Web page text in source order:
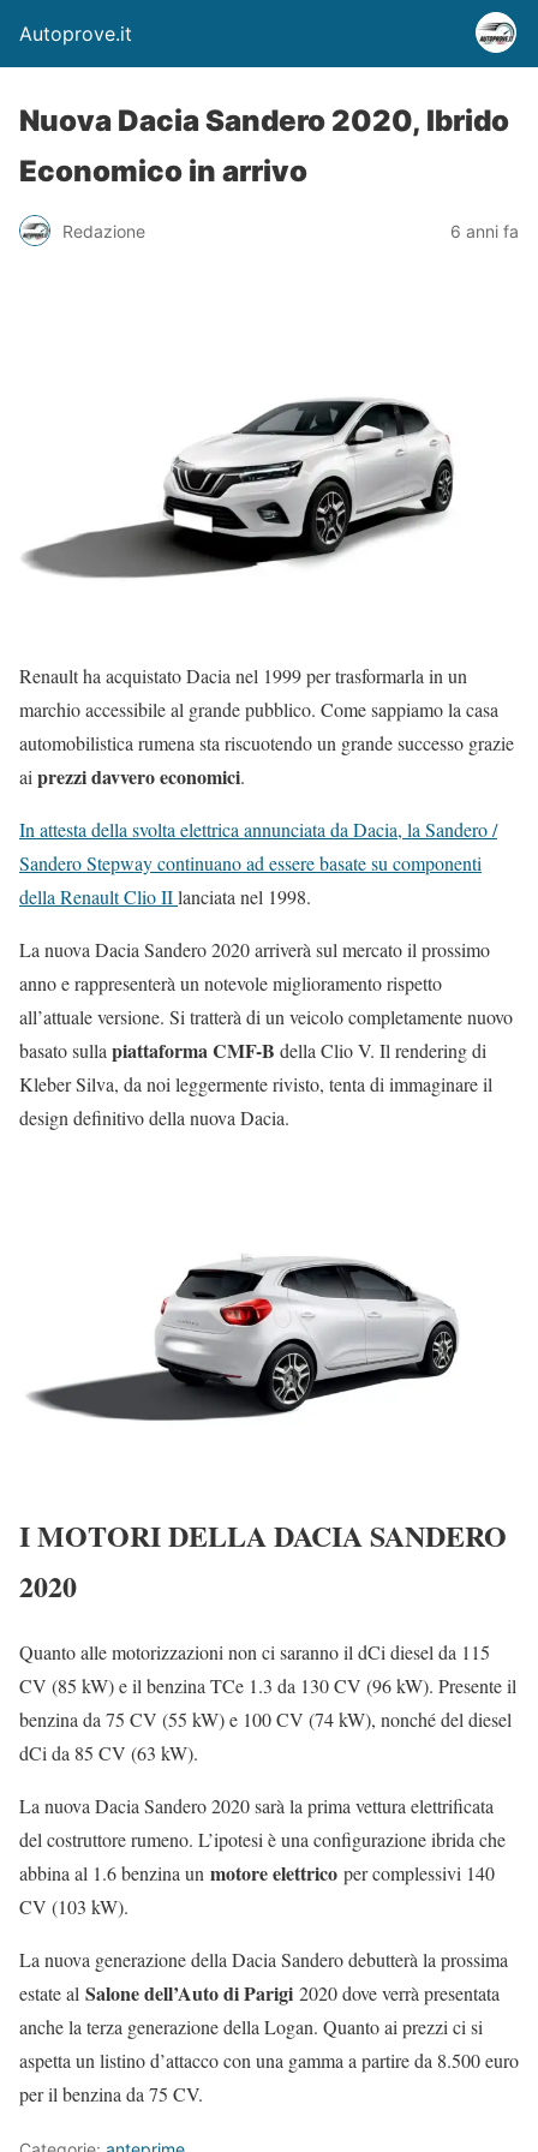
Autoprove.it
Nuova Dacia Sandero 2020, Ibrido
Economico in arrivo
Redazione 6 anni fa
Renault ha acquistato Dacia nel 1999 per trasformarla in un
marchio accessibile al grande pubblico. Come sappiamo la casa
automobilistica rumena sta riscuotendo un grande successo grazie
ai prezzi davvero economici.
In attesta della svolta elettrica annunciata da Dacia, la Sandero /
Sandero Stepway continuano ad essere basate su componenti
della Renault Clio IIlanciata nel 1998.
La nuova Dacia Sandero 2020 arriverà sul mercato il prossimo
anno e rappresenterà un notevole miglioramento rispetto
all’attuale versione. Si tratterà di un veicolo completamente nuovo
basato sulla piattaforma CMF-B della Clio V. Il rendering di
Kleber Silva, da noi leggermente rivisto, tenta di immaginare il
design definitivo della nuova Dacia.
I MOTORI DELLA DACIA SANDERO
2020
Quanto alle motorizzazioni non ci saranno il dCi diesel da 115
CV (85 kW) e il benzina TCe 1.3 da 130 CV (96 kW). Presente il
benzina da 75 CV (55 kW) e 100 CV (74 kW), nonché del diesel
dCi da 85 CV (63 kW).
La nuova Dacia Sandero 2020 sarà la prima vettura elettrificata
del costruttore rumeno. L’ipotesi è una configurazione ibrida che
abbina al 1.6 benzina un motore elettrico per complessivi 140
CV (103 kW).
La nuova generazione della Dacia Sandero debutterà la prossima
estate al Salone dell’Auto di Parigi 2020 dove verrà presentata
anche la terza generazione della Logan. Quanto ai prezzi ci si
aspetta un listino d’attacco con una gamma a partire da 8.500 euro
per il benzina da 75 CV.